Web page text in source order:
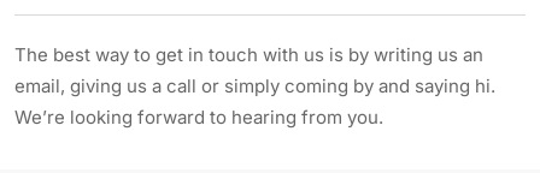
The best way to get in touch with us is by writing us an
email, giving us a call or simply coming by and saying hi.
We’re looking forward to hearing from you.